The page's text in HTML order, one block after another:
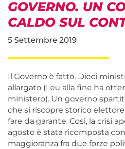
GOVERNO. UN
CALDO SUL
5 Settembre 2019
Il Governo è fatto. Dieci
allargato (Leu alla fine ha
ministero). Un governo
che si riscopre storico
fare da garante. Così, la crisi
agosto è stata ricomposta
maggioranza fra due forze